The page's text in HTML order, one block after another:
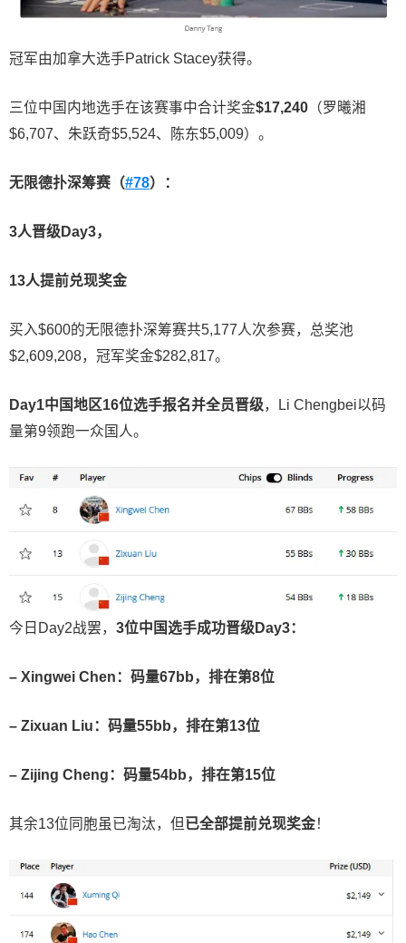
冠军由加拿大选手Patrick Stacey获得。
三位中国内地选手在该赛事中合计奖金$17,240 （罗曦湘
$6,707、朱跃奇$5,524、陈东$5,009）。
无限德扑深筹赛（#78）：
3人晋级 Day3，
13人提前兑现奖金
买入$600的无限德扑深筹赛共5,177人次参赛，总奖池
$2,609,208，冠军奖金$282,817。
Day1中国地区16位选手报名并全员晋级，Li Chengbei以码
量第9领跑一众国人。
今日Day2战罢， 3位中国选手成功晋级 Day3：
– Xingwei Chen：码量67bb，排在第8位
– Zixuan Liu：码量55bb，排在第13位
– Zijing Cheng：码量54bb，排在第15位
其余13位同胞虽已淘汰，但 已全部提前兑现奖金！